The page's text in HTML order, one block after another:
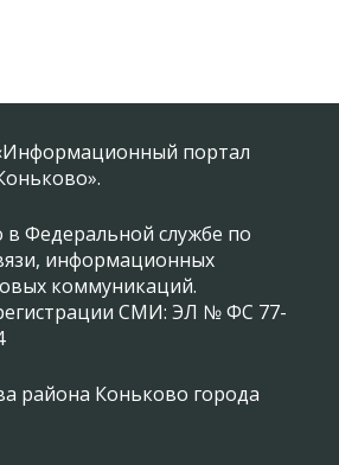
портал
в Федеральной службе по
информационных
коммуникаций.
СМИ: ЭЛ № ФС 77-
района Коньково города